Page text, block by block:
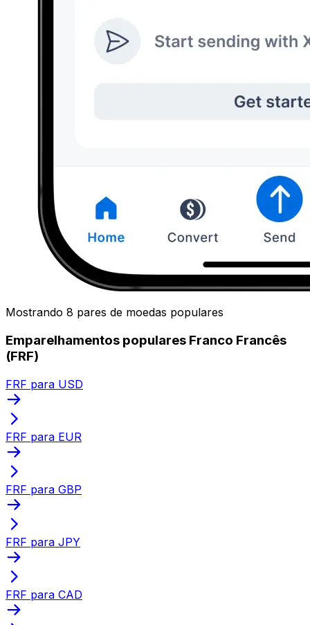
Mostrando 8 pares de moedas populares
Emparelhamentos populares Franco Francês
(FRF)
FRF para USD
FRF para EUR
FRF para GBP
FRF para JPY
FRF para CAD